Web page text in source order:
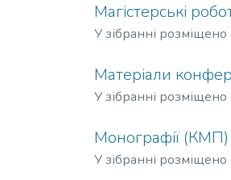
Магістерські
У зібранні розміщено
Матеріали
У зібранні розміщено
Монографії (КМП)
У зібранні